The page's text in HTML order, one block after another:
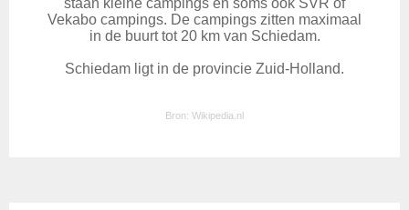
Vekabo campings. De campings zitten maximaal
in de buurt tot 20 km van Schiedam.
Schiedam ligt in de provincie Zuid-Holland.
Bron: Wikipedia.nl